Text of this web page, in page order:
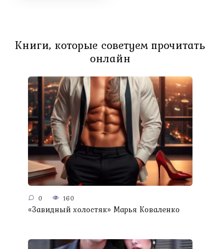
Книги, которые советуем прочитать
онлайн
0 160
«Завидный холостяк» Марья Коваленко